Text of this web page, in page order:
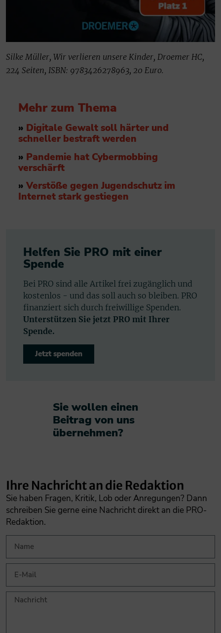
Silke Müller, Wir verlieren unsere Kinder, Droemer HC,
224 Seiten, ISBN: 9783426278963, 20 Euro.
Mehr zum Thema
» Digitale Gewalt soll härter und
schneller bestraft werden
» Pandemie hat Cybermobbing
verschärft
» Verstöße gegen Jugendschutz im
Internet stark gestiegen
Helfen Sie PRO mit einer
Spende
Bei PRO sind alle Artikel frei zugänglich und
kostenlos - und das soll auch so bleiben. PRO
finanziert sich durch freiwillige Spenden.
Unterstützen Sie jetzt PRO mit Ihrer
Spende.
Jetzt spenden
Sie wollen einen
Beitrag von uns
übernehmen?​
Ihre Nachricht an die Redaktion
Sie haben Fragen, Kritik, Lob oder Anregungen? Dann
schreiben Sie gerne eine Nachricht direkt an die PRO-
Redaktion.